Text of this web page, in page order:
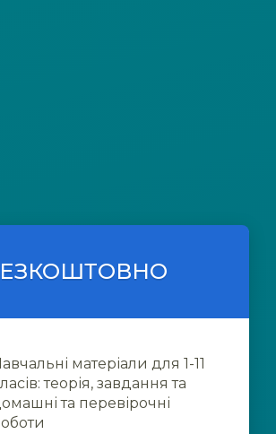
матеріали для 1-11
теорія, завдання та
та перевірочні